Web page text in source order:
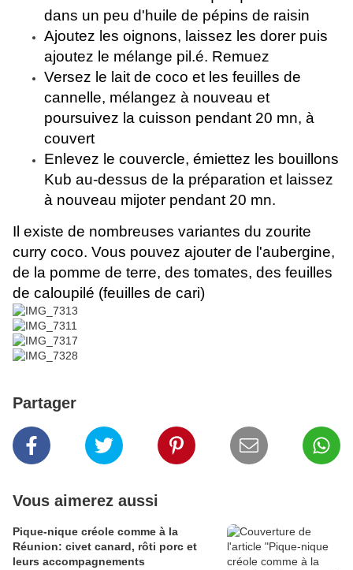
dans un peu d'huile de pépins de raisin
Ajoutez les oignons, laissez les dorer puis
ajoutez le mélange pil.é. Remuez
Versez le lait de coco et les feuilles de
cannelle, mélangez à nouveau et
poursuivez la cuisson pendant 20 mn, à
couvert
Enlevez le couvercle, émiettez les bouillons
Kub au-dessus de la préparation et laissez
à nouveau mijoter pendant 20 mn.
Il existe de nombreuses variantes du zourite
curry coco. Vous pouvez ajouter de l'aubergine,
de la pomme de terre, des tomates, des feuilles
de caloupilé (feuilles de cari)
Partager
Vous aimerez aussi
Pique-nique créole comme à la
Réunion: civet canard, rôti porc et
leurs accompagnements